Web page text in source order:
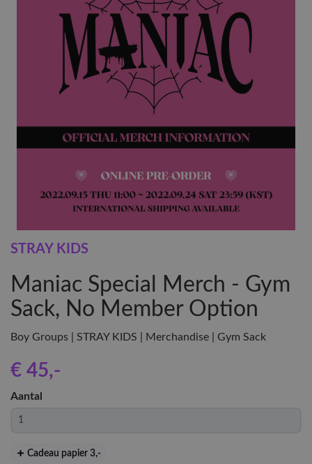
STRAY KIDS
Maniac Special Merch - Gym
Sack, No Member Option
Boy Groups | STRAY KIDS | Merchandise | Gym Sack
€ 45,-
Aantal
Cadeau papier 3,-